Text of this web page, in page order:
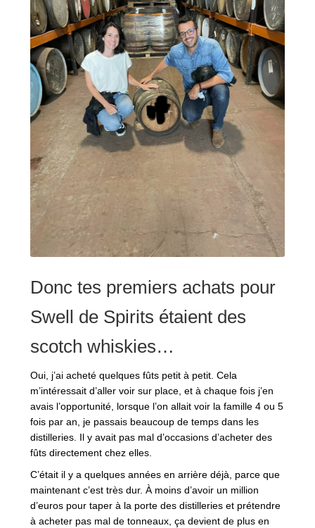
Donc tes premiers achats pour
Swell de Spirits étaient des
scotch whiskies…
Oui, j’ai acheté quelques fûts petit à petit. Cela
m’intéressait d’aller voir sur place, et à chaque fois j’en
avais l’opportunité, lorsque l’on allait voir la famille 4 ou 5
fois par an, je passais beaucoup de temps dans les
distilleries. Il y avait pas mal d’occasions d’acheter des
fûts directement chez elles.
C’était il y a quelques années en arrière déjà, parce que
maintenant c’est très dur. À moins d’avoir un million
d’euros pour taper à la porte des distilleries et prétendre
à acheter pas mal de tonneaux, ça devient de plus en